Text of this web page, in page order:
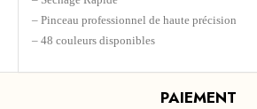
– Pinceau professionnel de haute précision
– 48 couleurs disponibles
PAIEMENT